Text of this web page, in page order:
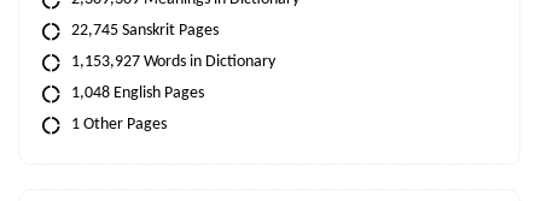
22,745 Sanskrit Pages
1,153,927 Words in Dictionary
1,048 English Pages
1 Other Pages